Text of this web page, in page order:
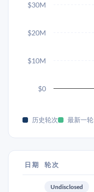
$0
$10M
$20M
$30M
历史轮次 最新一轮
日期 轮次
Undisclosed